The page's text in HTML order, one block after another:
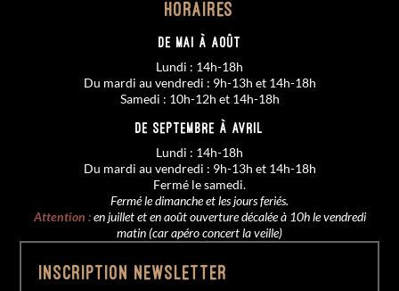
Horaires
De MAI à AOÛT
Lundi : 14h-18h
Du mardi au vendredi : 9h-13h et 14h-18h
Samedi : 10h-12h et 14h-18h
De SEPTEMBRE à AVRIL
Lundi : 14h-18h
Du mardi au vendredi : 9h-13h et 14h-18h
Fermé le samedi.
Fermé le dimanche et les jours feriés.
Attention :en juillet et en août ouverture décalée à 10h le vendredi
matin (car apéro concert la veille)
Inscription Newsletter